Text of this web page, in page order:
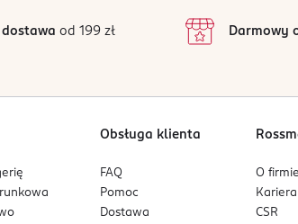
PROPANEDIOL, DIPROPYLENE
ACRYLOYLDIMETHYLTAURATE/VP
i delikatnie wklep obiema dłońmi, aby
2
1
dostawa od 199 zł Darmowy
Obsługa klienta
FAQ
Pomoc
Dostawa
O firmie
Kariera
CSR